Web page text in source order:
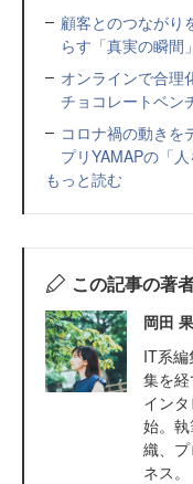
顧客とのつながり
らす「真実の瞬間
オンラインで合
チョコレートベン
コロナ禍の動きを
プリYAMAPの「
もっと読む
この記事の著
岡田
IT系
集を
イン
始。
織、
ネス。